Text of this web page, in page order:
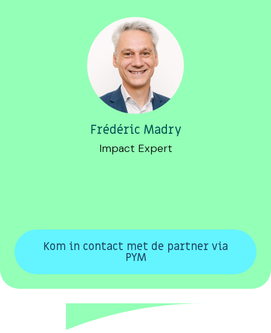
Frédéric Madry
Impact Expert
Kom in contact met de partner via
PYM